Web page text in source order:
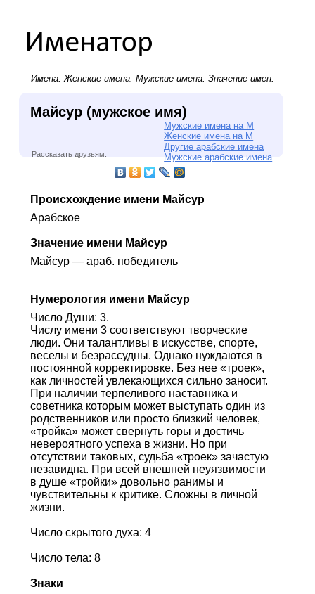
Имена.Женские имена. Мужские имена. Значение имен.
Майсур (мужское имя)
Мужские имена на М
Женские имена на М
Другие арабские имена
Мужские арабские имена
Рассказать друзьям:
Происхождение имени Майсур
Арабское
Значение имени Майсур
Майсур — араб. победитель
Нумерология имени Майсур
Число Души: 3.
Числу имени 3 соответствуют творческие
люди. Они талантливы в искусстве, спорте,
веселы и безрассудны. Однако нуждаются в
постоянной корректировке. Без нее «троек»,
как личностей увлекающихся сильно заносит.
При наличии терпеливого наставника и
советника которым может выступать один из
родственников или просто близкий человек,
«тройка» может свернуть горы и достичь
невероятного успеха в жизни. Но при
отсутствии таковых, судьба «троек» зачастую
незавидна. При всей внешней неуязвимости
в душе «тройки» довольно ранимы и
чувствительны к критике. Сложны в личной
жизни.
Число скрытого духа: 4
Число тела: 8
Знаки